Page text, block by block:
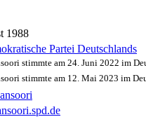
1988
Partei Deutschlands
stimmte am 24. Juni 2022 im
stimmte am 12. Mai 2023 im